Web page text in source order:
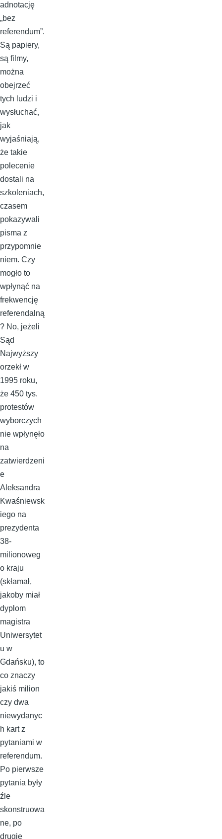
adnotację
„bez
referendum”.
Są papiery,
są filmy,
można
obejrzeć
tych ludzi i
wysłuchać,
jak
wyjaśniają,
że takie
polecenie
dostali na
szkoleniach,
czasem
pokazywali
pisma z
przypomnie
niem. Czy
mogło to
wpłynąć na
frekwencję
referendalną
? No, jeżeli
Sąd
Najwyższy
orzekł w
1995 roku,
że 450 tys.
protestów
wyborczych
nie wpłynęło
na
zatwierdzeni
e
Aleksandra
Kwaśniewsk
iego na
prezydenta
38-
milionoweg
o kraju
(skłamał,
jakoby miał
dyplom
magistra
Uniwersytet
u w
Gdańsku), to
co znaczy
jakiś milion
czy dwa
niewydanyc
h kart z
pytaniami w
referendum.
Po pierwsze
pytania były
źle
skonstruowa
ne, po
drugie